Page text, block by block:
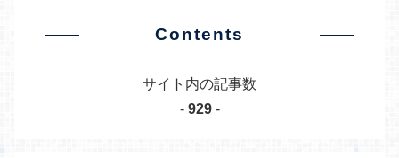
Contents
サイト内の記事数
- 929-